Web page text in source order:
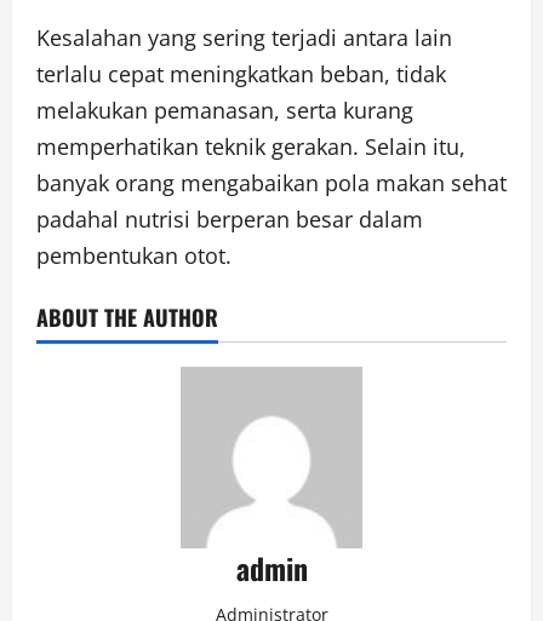
Kesalahan yang sering terjadi antara lain
terlalu cepat meningkatkan beban, tidak
melakukan pemanasan, serta kurang
memperhatikan teknik gerakan. Selain itu,
banyak orang mengabaikan pola makan sehat
padahal nutrisi berperan besar dalam
pembentukan otot.
ABOUT THE AUTHOR
admin
Administrator